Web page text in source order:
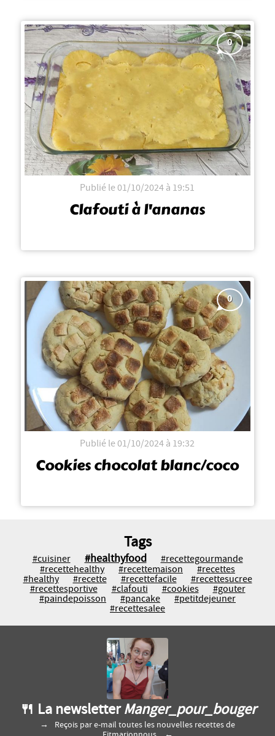
Publié le 01/10/2024 à 19:51
Clafouti à l'ananas
0
Publié le 01/10/2024 à 19:32
Cookies chocolat blanc/coco
0
Tags
#cuisiner #healthyfood
#recettegourmande
#recettehealthy
#recettemaison
#recettes
#healthy
#recette #recettefacile
#recettesucree
#recettesportive
#clafouti #cookies
#gouter
#paindepoisson
#pancake
#petitdejeuner
#recettesalee
🍴 La newsletter Manger_pour_bouger
Reçois par e-mail toutes les nouvelles recettes de